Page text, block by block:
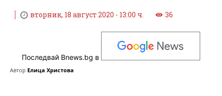
вторник, 18 август 2020 - 13:00 ч. 36
Последвай Bnews.bg в
Автор Елица Христова